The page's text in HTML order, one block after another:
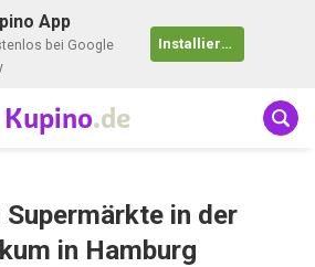
App
bei Google
Installieren
Kupino.de
Supermärkte in der
in Hamburg